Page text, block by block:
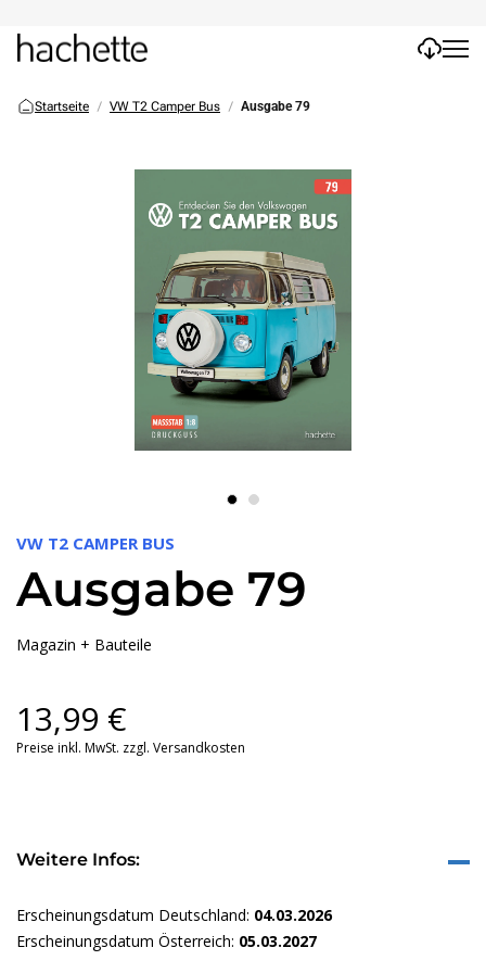
Startseite VW T2 Camper Bus Ausgabe 79
VW T2 CAMPER BUS
Ausgabe 79
Magazin + Bauteile
13,99 €
Preise inkl. MwSt. zzgl. Versandkosten
Weitere Infos:
Erscheinungsdatum Deutschland: 04.03.2026
Erscheinungsdatum Österreich: 05.03.2027